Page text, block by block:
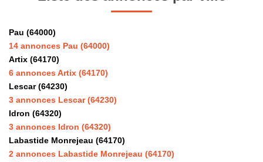
CONTACT
EN
Surface min
Budget max
Créer une alerte
Pau (64000)
14 annonces Pau (64000)
Artix (64170)
6 annonces Artix (64170)
Lescar (64230)
3 annonces Lescar (64230)
Idron (64320)
3 annonces Idron (64320)
Labastide Monrejeau (64170)
2 annonces Labastide Monrejeau (64170)